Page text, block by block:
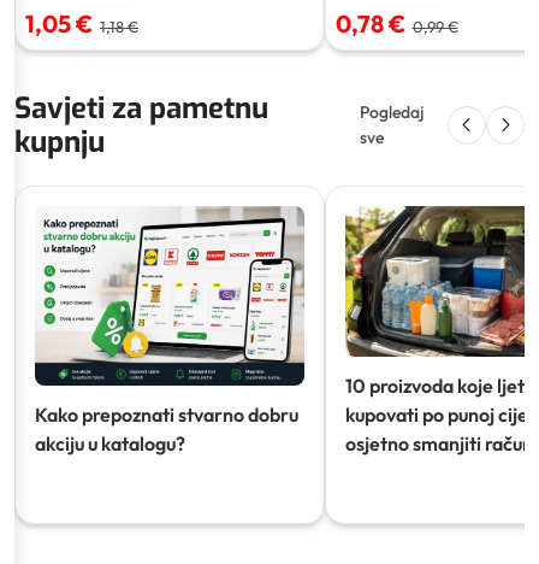
1,05 € 1,18 € 0,78 € 0,99 €
Savjeti za pametnu
kupnju
Pogledaj
sve
Kako prepoznati stvarno dobru
akciju u katalogu?
10 proizvoda koje ljeti
kupovati po punoj
osjetno smanjiti račun)